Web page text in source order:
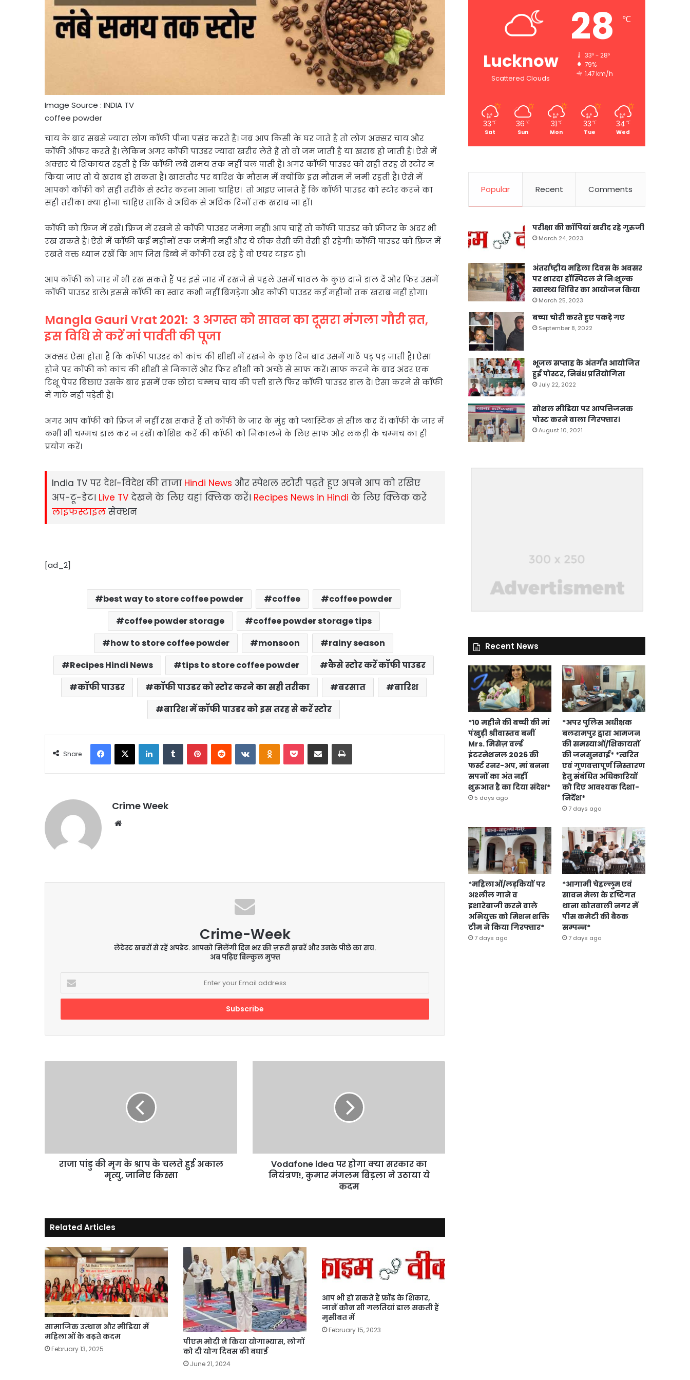
Image Source : INDIA TV
coffee powder
चाय के बाद सबसे ज्यादा लोग कॉफी पीना पसंद करते हैं। जब आप किसी के घर जाते हैं तो लोग अक्सर चाय और
कॉफी ऑफर करते हैं। लेकिन अगर कॉफी पाउडर ज्यादा खरीद लेते हैं तो वो जम जाती है या खराब हो जाती है। ऐसे में
अक्सर ये शिकायत रहती है कि कॉफी लंबे समय तक नहीं चल पाती है। अगर कॉफी पाउडर को सही तरह से स्टोर न
किया जाए तो ये खराब हो सकता है। खासतौर पर बारिश के मौसम में क्योंकि इस मौसम में नमी रहती है। ऐसे में
आपको कॉफी को सही तरीके से स्टोर करना आना चाहिए। तो आइए जानते हैं कि कॉफी पाउडर को स्‍टोर करने का
सही तरीका क्‍या होना चाहिए ताकि वे अधिक से अधिक दिनों तक खराब ना हों।
कॉफी को फ्रिज में रखें। फ्रिज में रखने से कॉफी पाउडर जमेगा नहीं। आप चाहें तो कॉफी पाउडर को फ्रीजर के अंदर भी
रख सकते हैं। ऐसे में कॉफी कई महीनों तक जमेगी नहीं और ये ठीक वैसी की वैसी ही रहेगी। कॉफी पाउडर को फ्रिज में
रखते वक्त ध्यान रखें कि आप जिस डिब्बे में कॉफी रख रहे हैं वो एयर टाइट हो।
आप कॉफी को जार में भी रख सकते हैं पर इसे जार में रखने से पहले उसमें चावल के कुछ दाने डाल दें और फिर उसमें
कॉफी पाउडर डालें। इससे कॉफी का स्वाद कभी नहीं बिगड़ेगा और कॉफी पाउडर कई महीनों तक खराब नहीं होगा।
Mangla Gauri Vrat 2021: 3 अगस्त को सावन का दूसरा मंगला गौरी व्रत,
इस विधि से करें मां पार्वती की पूजा
अक्सर ऐसा होता है कि कॉफी पाउडर को कांच की शीशी में रखने के कुछ दिन बाद उसमें गाठें पड़ पड़ जाती है। ऐसा
होने पर कॉफी को कांच की शीशी से निकालें और फिर शीशी को अच्छे से साफ करें। साफ करने के बाद अंदर एक
टिशू पेपर बिछाएं उसके बाद इसमें एक छोटा चम्मच चाय की पत्ती डालें फिर कॉफी पाउडर डाल दें। ऐसा करने से कॉफी
में गाठे नहीं पड़ेती है।
अगर आप कॉफी को फ्रिज में नहीं रख सकते हैं तो कॉफी के जार के मुंह को प्‍लास्टिक से सील कर दें। कॉफी के जार में
कभी भी चम्‍मच डाल कर न रखें। कोशिश करें की कॉफी को निकालने के लिए साफ और लकड़ी के चम्‍मच का ही
प्रयोग करें।
India TV पर देश-विदेश की ताजा Hindi News और स्‍पेशल स्‍टोरी पढ़ते हुए अपने आप को रखिए
अप-टू-डेट। Live TV देखने के लिए यहां क्लिक करें। Recipes News in Hindi के लिए क्लिक करें
लाइफस्टाइल सेक्‍शन
[ad_2]
best way to store coffee powder coffee
coffee powder
coffee powder storage
coffee powder storage tips
how to store coffee powder
monsoon
rainy season
Recipes Hindi News
tips to store coffee powder
कैसे स्टोर करें कॉफी पाउडर
कॉफी पाउडर
कॉफी पाउडर को स्टोर करने का सही तरीका बरसात
बारिश
बारिश में कॉफी पाउडर को इस तरह से करें स्टोर
Share
Facebook
X LinkedInTumblrPinterestReddit VKontakteOdnoklassniki
PocketShare via Email Print
Crime Week
Crime-Week
लेटेस्ट खबरों से रहें अपडेट. आपको मिलेंगी दिन भर की ज़रूरी ख़बरें और उनके पीछे का सच.
अब पढ़िए बिल्कुल मुफ्त
Enter
your
Email
हुई
अकालराजा पांडु की मृग के श्राप के चलते हुई अकाल
मृत्यु, जानिए किस्सा
कुमार
मंगलम
बिड़ला
कदम
Vodafone idea पर होगा क्‍या सरकार का
नियंत्रण!, कुमार मंगलम बिड़ला ने उठाया ये
कदम
Related Articles
सामाजिक उत्थान और मीडिया में
महिलाओं के बढ़ते कदम
February 13, 2025
पीएम मोदी ने किया योगाभ्यास, लोगों
को दी योग दिवस की बधाई
June 21, 2024
आप भी हो सकते हैं फ्रॉड के शिकार,
जानें कौन सी गलतियां डाल सकती हैं
मुसीबत में
February 15, 2023
Lucknow
Scattered Clouds
28 ℃
33º - 28º
79%
1.47 km/h
33 ℃
Sat
36 ℃
Sun
31 ℃
Mon
33 ℃
Tue
34 ℃
Wed
Popular Recent Comments
परीक्षा की कॉपियां खरीद रहे गुरुजी
March 24, 2023
अंतर्राष्ट्रीय महिला दिवस के अवसर
पर शारदा हॉस्पिटल ने निःशुल्क
स्वास्थ्य शिविर का आयोजन किया
March 25, 2023
बच्चा चोरी करते हुए पकड़े गए
September 8, 2022
भूजल सप्ताह के अंतर्गत आयोजित
हुई पोस्टर, निबंध प्रतियोगिता
July 22, 2022
सोशल मीडिया पर आपत्तिजनक
पोस्ट करने वाला गिरफ्तार।
August 10, 2021
Recent News
*10 महीने की बच्ची की मां
पंखुड़ी श्रीवास्तव बनीं
Mrs. मिसेज़ वर्ल्ड
इंटरनेशनल 2026 की
फर्स्ट रनर-अप, मां बनना
सपनों का अंत नहीं
शुरुआत है का दिया संदेश*
5 days ago
*अपर पुलिस अधीक्षक
बलरामपुर द्वारा आमजन
की समस्याओं/शिकायतों
की जनसुनवाई* *त्वरित
एवं गुणवत्तापूर्ण निस्तारण
हेतु संबंधित अधिकारियों
को दिए आवश्यक दिशा-
निर्देश*
7 days ago
*महिलाओं/लड़कियों पर
अश्लील गाने व
इशारेबाजी करने वाले
अभियुक्त को मिशन शक्ति
टीम ने किया गिरफ्तार*
7 days ago
*आगामी चेहल्लुम एवं
सावन मेला के दृष्टिगत
थाना कोतवाली नगर में
पीस कमेटी की बैठक
सम्पन्न*
7 days ago